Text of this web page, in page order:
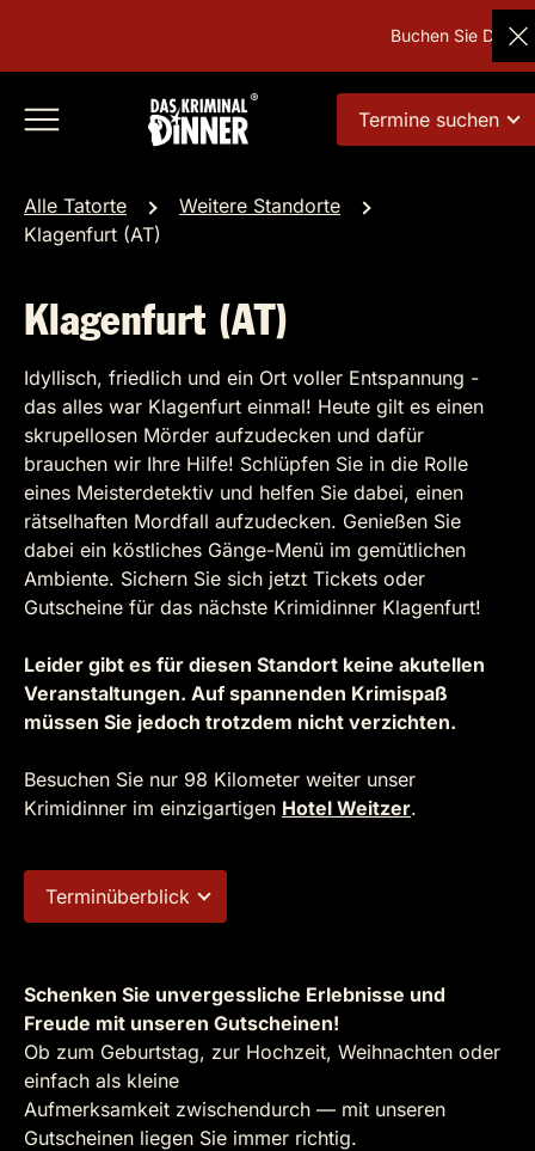
Buchen Sie
Termine suchen
Alle Tatorte
Weitere Standorte
Klagenfurt (AT)
Klagenfurt (AT)
Idyllisch, friedlich und ein Ort voller Entspannung -
das alles war Klagenfurt einmal! Heute gilt es einen
skrupellosen Mörder aufzudecken und dafür
brauchen wir Ihre Hilfe! Schlüpfen Sie in die Rolle
eines Meisterdetektiv und helfen Sie dabei, einen
rätselhaften Mordfall aufzudecken. Genießen Sie
dabei ein köstliches Gänge-Menü im gemütlichen
Ambiente. Sichern Sie sich jetzt Tickets oder
Gutscheine für das nächste Krimidinner Klagenfurt!
Leider gibt es für diesen Standort keine akutellen
Veranstaltungen. Auf spannenden Krimispaß
müssen Sie jedoch trotzdem nicht verzichten.
Besuchen Sie nur 98 Kilometer weiter unser
Krimidinner im einzigartigen Hotel Weitzer.
Terminüberblick
Schenken Sie unvergessliche Erlebnisse und
Freude mit unseren Gutscheinen!
Ob zum Geburtstag, zur Hochzeit, Weihnachten oder
einfach als kleine
Aufmerksamkeit zwischendurch — mit unseren
Gutscheinen liegen Sie immer richtig.